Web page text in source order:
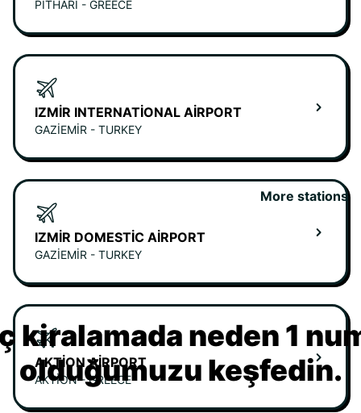
PITHARI - GREECE
IZMIR INTERNATIONAL AIRPORT
GAZIEMIR - TURKEY
IZMIR DOMESTIC AIRPORT
GAZIEMIR - TURKEY
AKTION AIRPORT
AKTION - GREECE
More stations
kiralamada neden 1
olduğumuzu keşfedin.